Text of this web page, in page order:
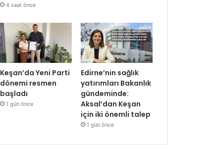
4 saat önce
Keşan’da Yeni Parti
dönemi resmen
başladı
1 gün önce
Edirne’nin sağlık
yatırımları Bakanlık
gündeminde:
Aksal’dan Keşan
için iki önemli talep
1 gün önce